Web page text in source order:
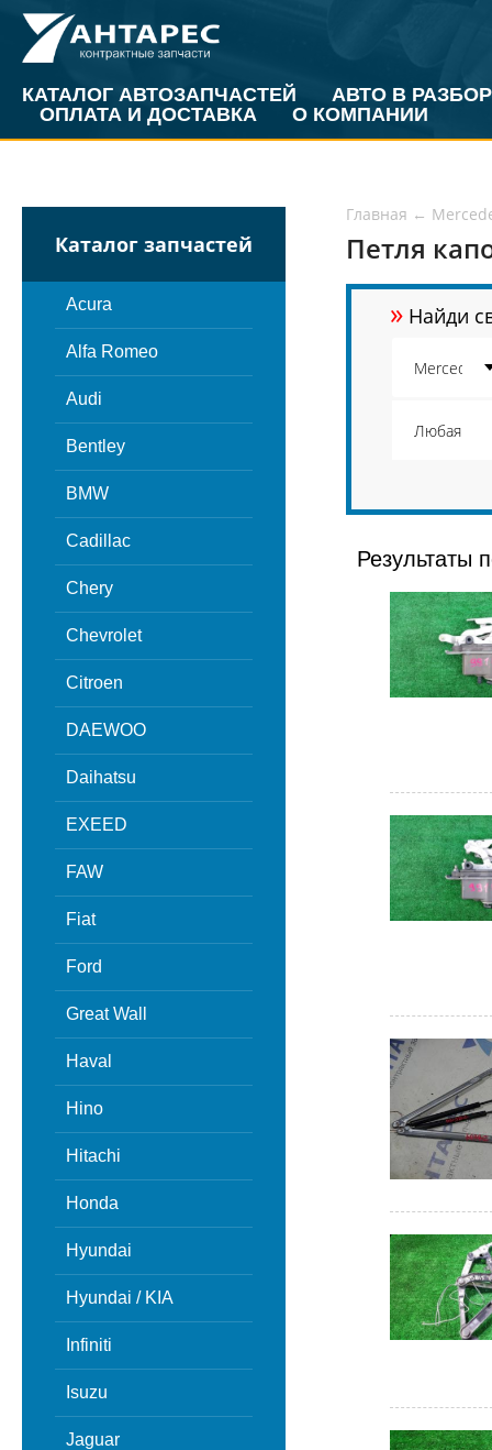
КАТАЛОГ АВТОЗАПЧАСТЕЙ
АВТО В РАЗБОР
ОПЛАТА И ДОСТАВКА
О КОМПАНИИ
Каталог запчастей
Acura
Alfa Romeo
Audi
Bentley
BMW
Cadillac
Chery
Chevrolet
Citroen
DAEWOO
Daihatsu
EXEED
FAW
Fiat
Ford
Great Wall
Haval
Hino
Hitachi
Honda
Hyundai
Hyundai / KIA
Infiniti
Isuzu
Jaguar
Главная ←
Петля
» Найди
Результаты